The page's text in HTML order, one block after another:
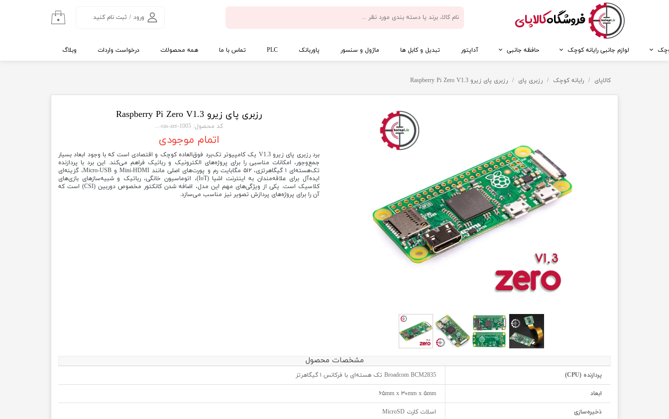
​فروشگاهکالاپای ورود / ثبت نام کنید
تغییر گذر واژه
کاربری
۰
لوازم جانبی رایانه کوچک حافظه جانبی آداپتور تبدیل و کابل ها ماژول و سنسور پاوربانک PLC تماس با ما همه محصولات درخواست واردات وبلاگ
کالاپای رایانه کوچک رزبری پای رزبری پای زیرو Raspberry Pi Zero V1.3
رزبری پای زیرو Raspberry Pi Zero V1.3
کد محصول: 1005-ras-zer-...
اتمام موجودی
برد رزبری پای زیرو V1.3 یک کامپیوتر تک‌برد فوق‌العاده کوچک و اقتصادی است که با وجود ابعاد بسیار
جمع‌وجور، امکانات مناسبی را برای پروژه‌های الکترونیک و رباتیک فراهم می‌کند. این برد با پردازنده
تک‌هسته‌ای ۱ گیگاهرتزی، ۵۱۲ مگابایت رم و پورت‌های اصلی مانند Mini-HDMI و Micro-USB، گزینه‌ای
ایده‌آل برای علاقه‌مندان به اینترنت اشیا (IoT)، اتوماسیون خانگی، رباتیک و شبیه‌سازهای بازی‌های
کلاسیک است. یکی از ویژگی‌های مهم این مدل، اضافه شدن کانکتور مخصوص دوربین (CSI) است که
آن را برای پروژه‌های پردازش تصویر نیز مناسب می‌سازد.
مشخصات محصول
پردازنده (CPU) Broadcom BCM2835 تک هسته‌ای با فرکانس ۱ گیگاهرتز
ابعاد ۶۵mm x ۳۰mm x ۵mm
ذخیره‌سازی اسلات کارت MicroSD